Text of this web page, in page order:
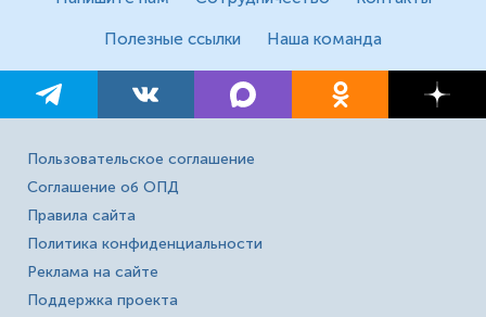
Полезные ссылки Наша команда
Пользовательское соглашение
Соглашение об ОПД
Правила сайта
Политика конфиденциальности
Реклама на сайте
Поддержка проекта